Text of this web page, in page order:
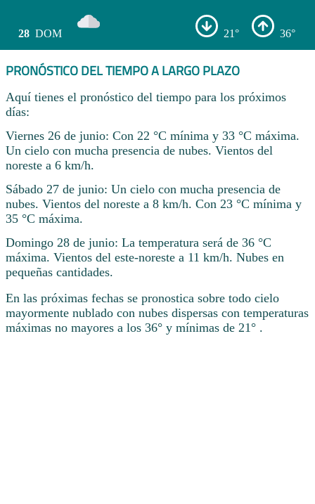
28 DOM 21° 36°
PRONÓSTICO DEL TIEMPO A LARGO PLAZO
Aquí tienes el pronóstico del tiempo para los próximos
días:
Viernes 26 de junio: Con 22 °C mínima y 33 °C máxima.
Un cielo con mucha presencia de nubes. Vientos del
noreste a 6 km/h.
Sábado 27 de junio: Un cielo con mucha presencia de
nubes. Vientos del noreste a 8 km/h. Con 23 °C mínima y
35 °C máxima.
Domingo 28 de junio: La temperatura será de 36 °C
máxima. Vientos del este-noreste a 11 km/h. Nubes en
pequeñas cantidades.
En las próximas fechas se pronostica sobre todo cielo
mayormente nublado con nubes dispersas con temperaturas
máximas no mayores a los 36° y mínimas de 21° .